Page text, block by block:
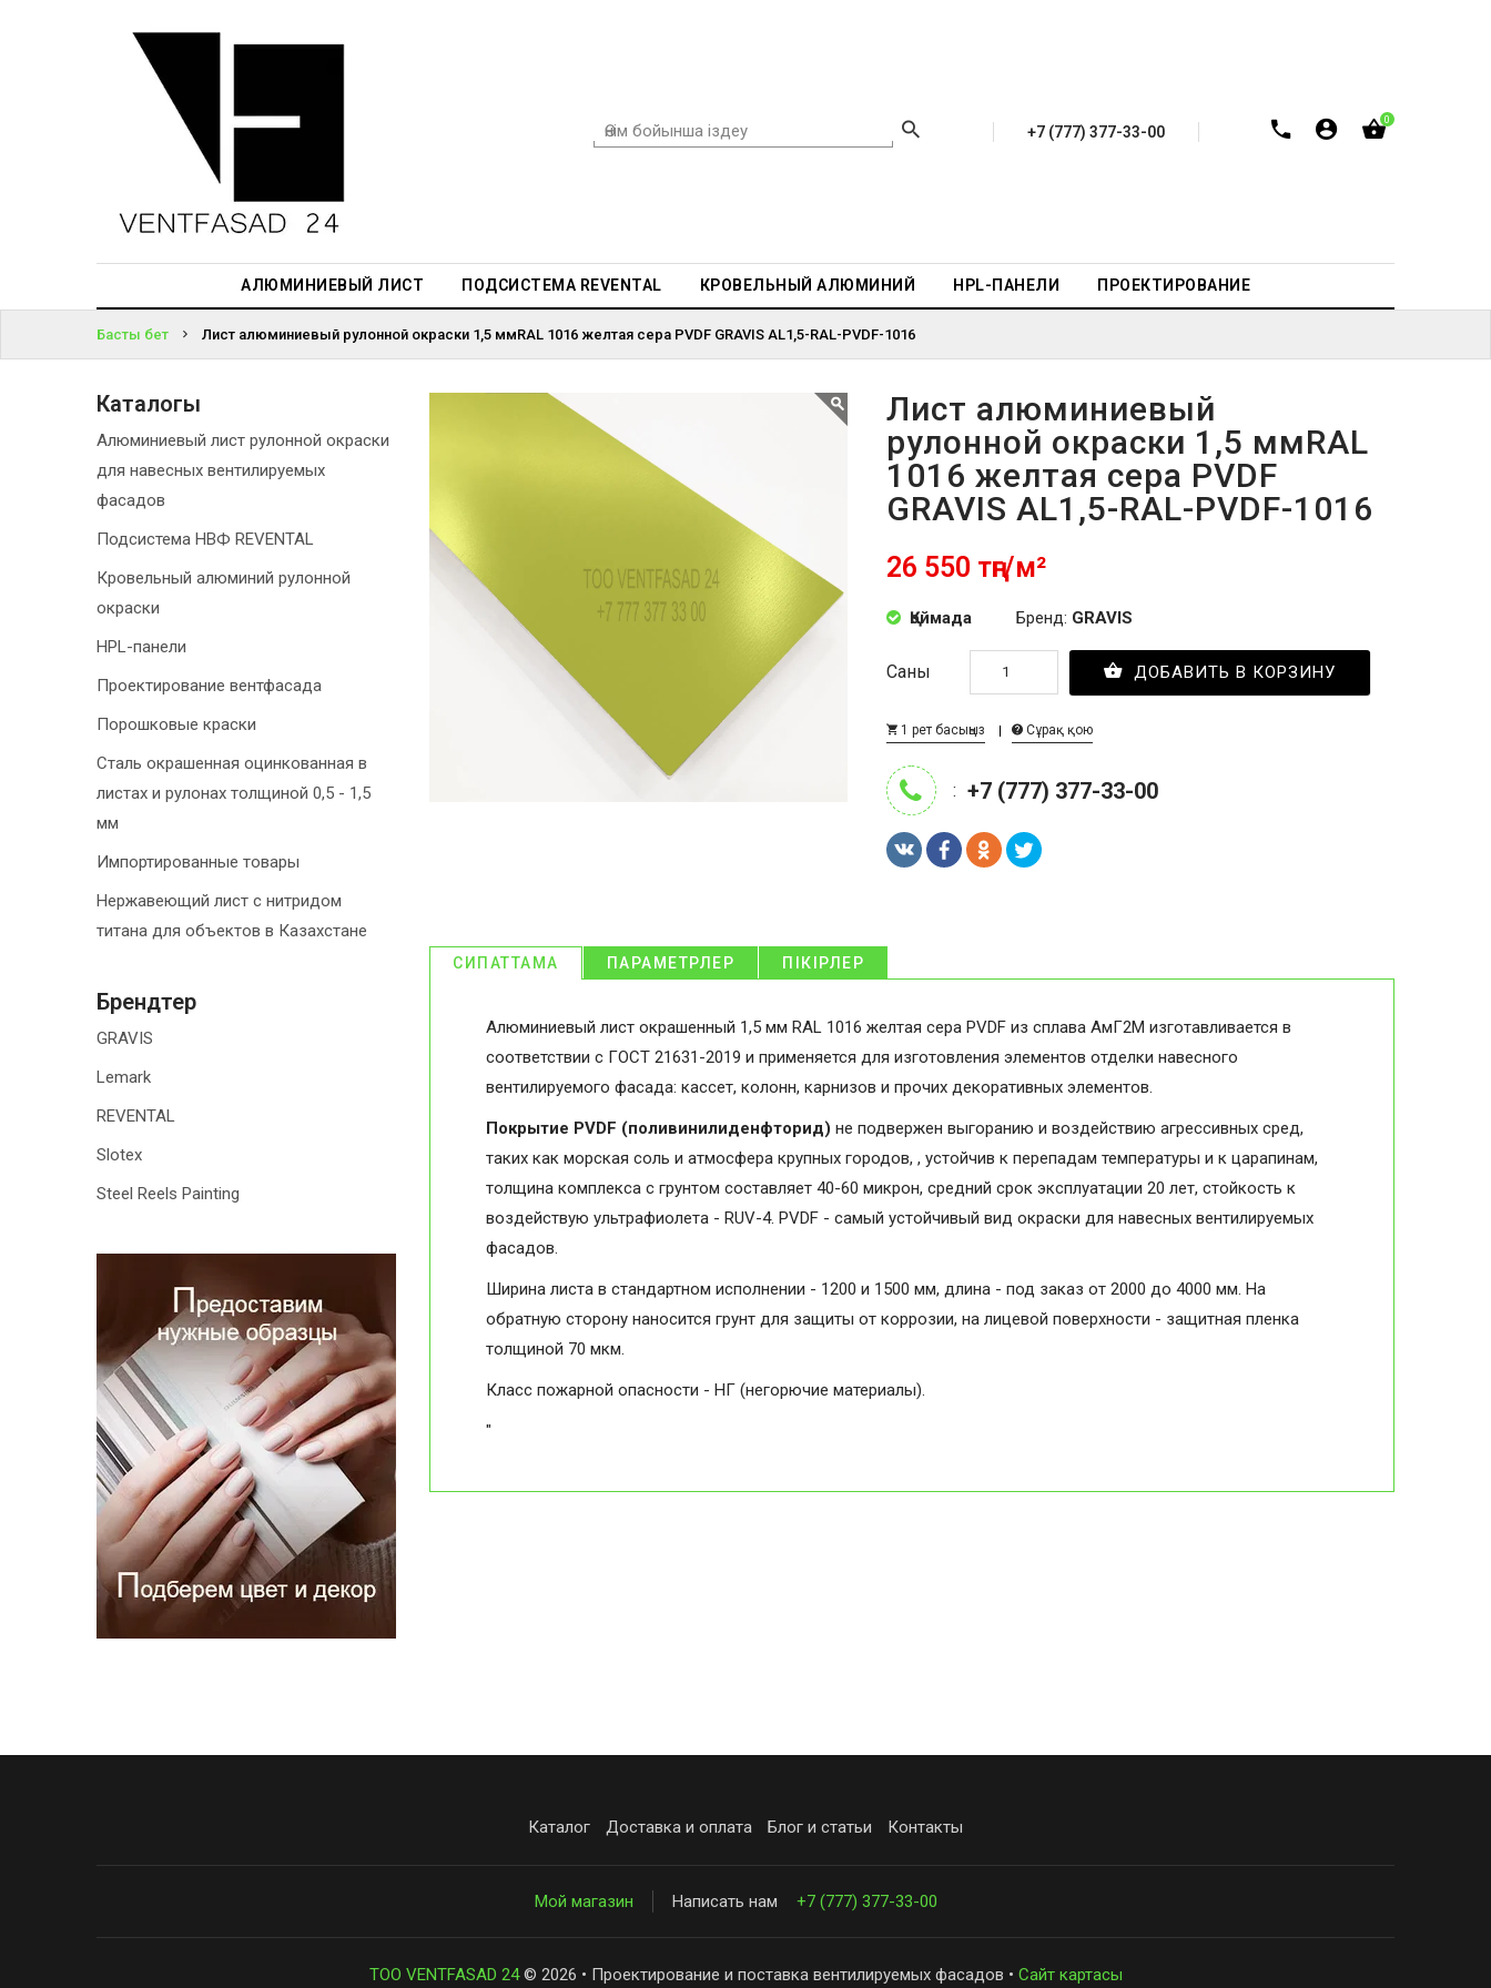
+7 (777) 377-33-00
0
АЛЮМИНИЕВЫЙ ЛИСТ ПОДСИСТЕМА REVENTAL КРОВЕЛЬНЫЙ АЛЮМИНИЙ HPL-ПАНЕЛИ ПРОЕКТИРОВАНИЕ
АЛЮМИНИЕВЫЙ
ПРОЕКТИРОВАНИЕ
КІРІҢІЗ
ПАРОЛЬДІ
БА?
Басты бет Лист алюминиевый рулонной окраски 1,5 ммRAL 1016 желтая сера PVDF GRAVIS AL1,5-RAL-PVDF-1016
Лист алюминиевый
рулонной окраски 1,5 ммRAL
1016 желтая сера PVDF
GRAVIS AL1,5-RAL-PVDF-1016
26 550 тңг/м²
Қоймада Бренд: GRAVIS
Саны ДОБАВИТЬ В КОРЗИНУ
1 рет басыңыз Сұрақ қою
: +7 (777) 377-33-00
СИПАТТАМА ПАРАМЕТРЛЕР ПІКІРЛЕР
Алюминиевый лист окрашенный 1,5 мм RAL 1016 желтая сера PVDF из сплава АмГ2М изготавливается в
соответствии с ГОСТ 21631-2019 и применяется для изготовления элементов отделки навесного
вентилируемого фасада: кассет, колонн, карнизов и прочих декоративных элементов.
Покрытие PVDF (поливинилиденфторид) не подвержен выгоранию и воздействию агрессивных сред,
таких как морская соль и атмосфера крупных городов, , устойчив к перепадам температуры и к царапинам,
толщина комплекса с грунтом составляет 40-60 микрон, средний срок эксплуатации 20 лет, стойкость к
воздействую ультрафиолета - RUV-4. PVDF - самый устойчивый вид окраски для навесных вентилируемых
фасадов.
Ширина листа в стандартном исполнении - 1200 и 1500 мм, длина - под заказ от 2000 до 4000 мм. На
обратную сторону наносится грунт для защиты от коррозии, на лицевой поверхности - защитная пленка
толщиной 70 мкм.
Класс пожарной опасности - НГ (негорючие материалы).
"
Каталогы
Алюминиевый лист рулонной окраски
для навесных вентилируемых
фасадов
Подсистема НВФ REVENTAL
Кровельный алюминий рулонной
окраски
HPL-панели
Проектирование вентфасада
Порошковые краски
Сталь окрашенная оцинкованная в
листах и рулонах толщиной 0,5 - 1,5
мм
Импортированные товары
Нержавеющий лист с нитридом
титана для объектов в Казахстане
Брендтер
GRAVIS
Lemark
REVENTAL
Slotex
Steel Reels Painting
Каталог Доставка и оплата Блог и статьи Контакты
Мой магазин Написать нам +7 (777) 377-33-00
ТОО VENTFASAD 24© 2026 • Проектирование и поставка вентилируемых фасадов • Сайт картасы